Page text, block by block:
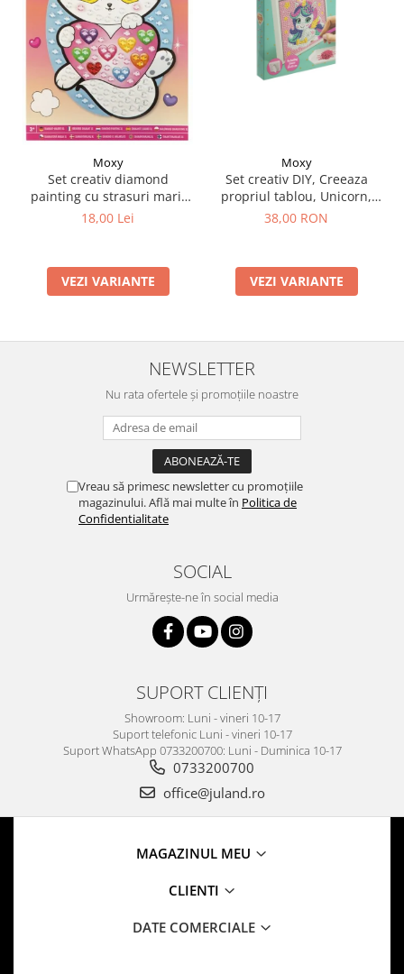
Moxy
Set creativ diamond
painting cu strasuri mari,
A5
18,00 Lei
VEZI VARIANTE
Moxy
Set creativ DIY, Creeaza
propriul tablou, Unicorn,
Moxy
38,00 RON
VEZI VARIANTE
NEWSLETTER
Nu rata ofertele și promoțiile noastre
Vreau să primesc newsletter cu promoțiile
magazinului. Află mai multe în Politica de
Confidentialitate
SOCIAL
Urmărește-ne în social media
SUPORT CLIENȚI
Showroom: Luni - vineri 10-17
Suport telefonic Luni - vineri 10-17
Suport WhatsApp 0733200700: Luni - Duminica 10-17
0733200700
office@juland.ro
MAGAZINUL MEU
CLIENTI
DATE COMERCIALE